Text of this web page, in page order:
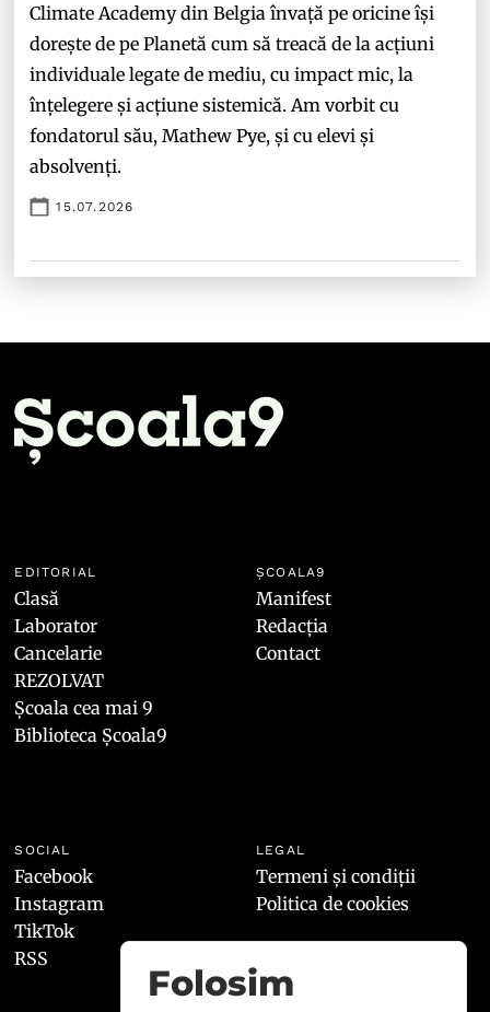
Climate Academy din Belgia învață pe oricine își
dorește de pe Planetă cum să treacă de la acțiuni
individuale legate de mediu, cu impact mic, la
înțelegere și acțiune sistemică. Am vorbit cu
fondatorul său, Mathew Pye, și cu elevi și
absolvenți.
15.07.2026
EDITORIAL
Clasă
Laborator
Cancelarie
REZOLVAT
Școala cea mai 9
Biblioteca Școala9
ȘCOALA9
Manifest
Redacția
Contact
SOCIAL
Facebook
Instagram
TikTok
RSS
LEGAL
Termeni și condiții
Politica de cookies
Folosim